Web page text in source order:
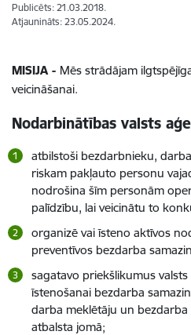
Publicēts: 21.03.2018.
Atjaunināts: 23.05.2024.
MISIJA - Mēs strādājam
veicināšanai.
Nodarbinātības valsts
atbilstoši bezdarbnieku,
riskam pakļauto personu
nodrošina šīm personām
palīdzību, lai veicinātu to
organizē vai īsteno aktīvos
preventīvos bezdarba
sagatavo priekšlikumus
īstenošanai bezdarba
darba meklētāju un
atbalsta jomā;